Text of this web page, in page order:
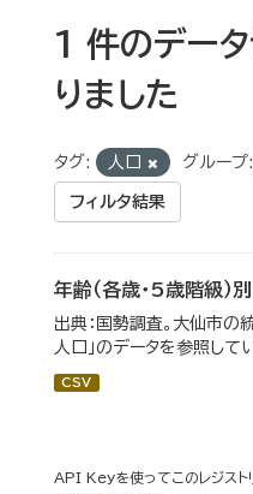
1 件のデー
りました
タグ: 人口 グループ:
フィルタ結果
年齢（各歳・5歳階級）別
出典：国勢調査。大仙市の
人口」のデータを参照して
CSV
API Keyを使ってこのレジスト